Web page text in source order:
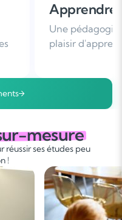
Plus de 96% de
nous
mesure
réussir ses études peu
!